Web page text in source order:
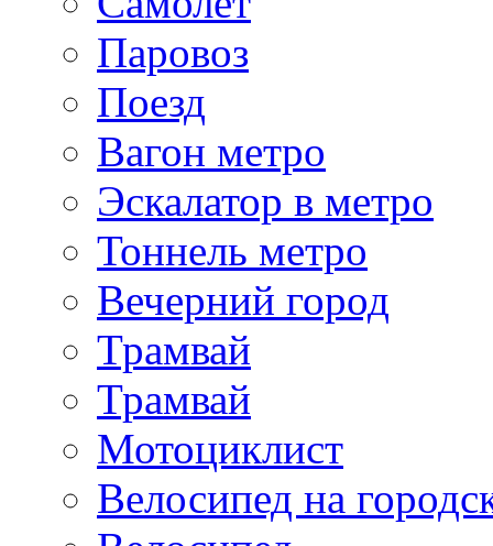
Паровоз
Поезд
Вагон метро
Эскалатор в метро
Тоннель метро
Вечерний город
Трамвай
Трамвай
Мотоциклист
Велосипед на